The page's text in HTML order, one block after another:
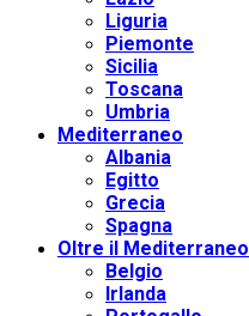
Liguria
Piemonte
Sicilia
Toscana
Umbria
Mediterraneo
Albania
Egitto
Grecia
Spagna
Oltre il Mediterraneo
Belgio
Irlanda